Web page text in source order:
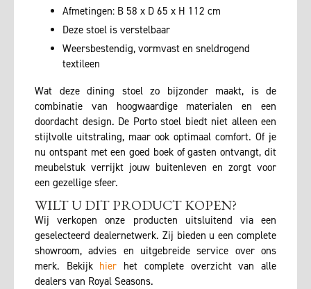
Afmetingen: B 58 x D 65 x H 112 cm
Deze stoel is verstelbaar
Weersbestendig, vormvast en sneldrogend
textileen
Wat deze dining stoel zo bijzonder maakt, is de
combinatie van hoogwaardige materialen en een
doordacht design. De Porto stoel biedt niet alleen een
stijlvolle uitstraling, maar ook optimaal comfort. Of je
nu ontspant met een goed boek of gasten ontvangt, dit
meubelstuk verrijkt jouw buitenleven en zorgt voor
een gezellige sfeer.
WILT U DIT PRODUCT KOPEN?
Wij verkopen onze producten uitsluitend via een
geselecteerd dealernetwerk. Zij bieden u een complete
showroom, advies en uitgebreide service over ons
merk. Bekijk hier het complete overzicht van alle
dealers van Royal Seasons.